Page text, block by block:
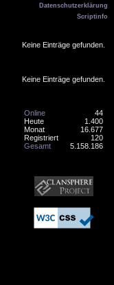
Datenschutzerklärung
Scriptinfo
Keine Einträge gefunden.
Keine Einträge gefunden.
44
Online
1.400
Heute
16.677
Monat
120
Registriert
5.158.186
Gesamt